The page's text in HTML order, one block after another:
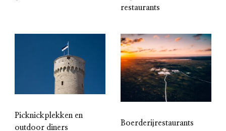
restaurants
Picknickplekken en
outdoor diners
Boerderijrestaurants